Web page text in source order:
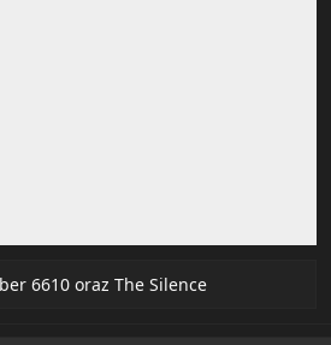
6610 oraz The Silence